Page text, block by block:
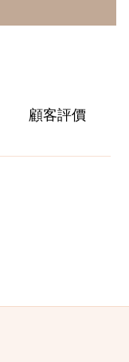
顧客評價